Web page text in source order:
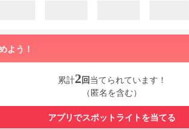
よう！
累計2回当てられています！
（匿名を含む）
アプリでスポットライトを当てる